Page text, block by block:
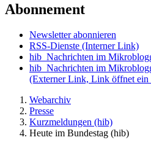
Abonnement
Newsletter abonnieren
RSS-Dienste (Interner Link)
hib_Nachrichten im
hib_Nachrichten im
(Externer Link, Link öffnet ein
Webarchiv
Presse
Kurzmeldungen (hib)
Heute im Bundestag (hib)